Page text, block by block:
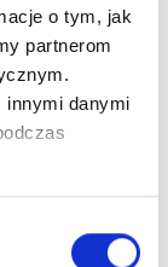
o tym, jak
partnerom
innymi danymi